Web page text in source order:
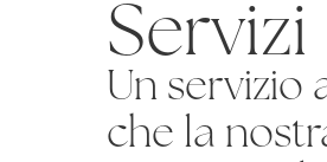
Servizi
Un
che la